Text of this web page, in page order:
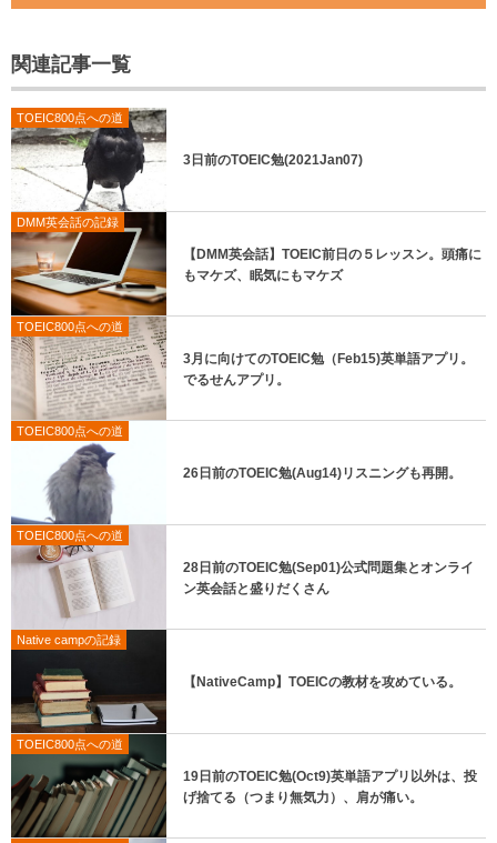
関連記事一覧
TOEIC800点への道
3日前のTOEIC勉(2021Jan07)
DMM英会話の記録
【DMM英会話】TOEIC前日の５レッスン。頭痛に
もマケズ、眠気にもマケズ
TOEIC800点への道
3月に向けてのTOEIC勉（Feb15)英単語アプリ。
でるせんアプリ。
TOEIC800点への道
26日前のTOEIC勉(Aug14)リスニングも再開。
TOEIC800点への道
28日前のTOEIC勉(Sep01)公式問題集とオンライ
ン英会話と盛りだくさん
Native campの記録
【NativeCamp】TOEICの教材を攻めている。
TOEIC800点への道
19日前のTOEIC勉(Oct9)英単語アプリ以外は、投
げ捨てる（つまり無気力）、肩が痛い。